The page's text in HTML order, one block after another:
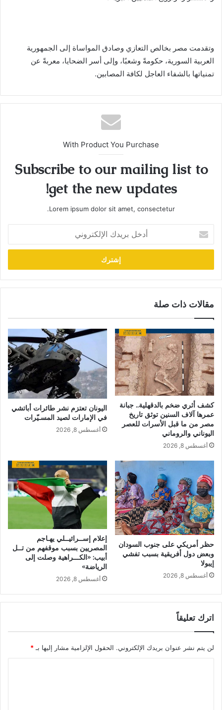
وتقدمت مصر بخالص التعازي وصادق المواساة إلى الجمهورية
العربية السورية، حكومةً وشعبًا، وإلى أسر الضحايا، معربةً عن
تمنياتها بالشفاء العاجل لكافة المصابين.
With Product You Purchase
Subscribe to our mailing list to
get the new updates!
Lorem ipsum dolor sit amet, consectetur.
بريدك
الإلكتروني
مقالات ذات صلة
كشف أثري ضخم بالدقهلية.. جبانة
عمرها آلاف السنين توثق تاريخ
مصر من ما قبل الأسرات للعصر
اليوناني والروماني
أغسطس 8, 2026
اليونان تعتزم نشر طائرات أباتشي
في الإمارات لصيد المسـيّرات
أغسطس 8, 2026
حظر أمريكي على جنوب السودان
وبعض دول أفريقية بسبب تفشي
إيبولا
أغسطس 8, 2026
إعلام إســرائيــلي يهـاجم
المصريين بسبب موقفهم من تــل
أبيب: «الكـــراهية وصلت إلى
الرياضة»
أغسطس 8, 2026
اترك تعليقاً
لن يتم نشر عنوان بريدك الإلكتروني. الحقول الإلزامية مشار إليها بـ *